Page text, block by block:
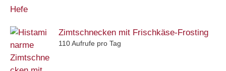
Zimtschnecken mit Frischkäse-Frosting
110 Aufrufe pro Tag